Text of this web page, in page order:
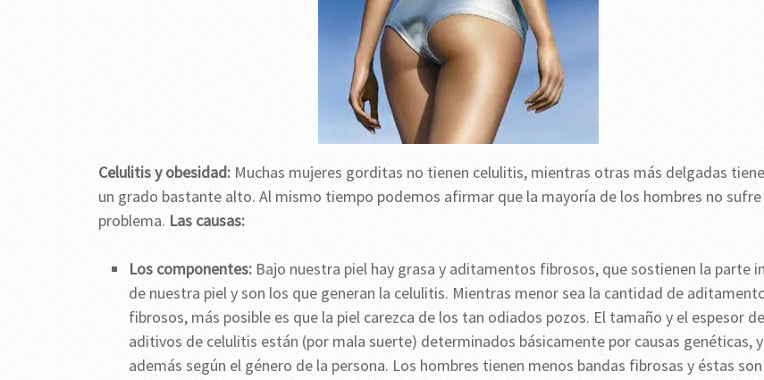
Celulitis y obesidad: Muchas mujeres gorditas no tienen celulitis, mientras otras más delgadas
un grado bastante alto. Al mismo tiempo podemos afirmar que la mayoría de los hombres no
problema. Las causas:
Los componentes: Bajo nuestra piel hay grasa y aditamentos fibrosos, que sostienen la parte
de nuestra piel y son los que generan la celulitis. Mientras menor sea la cantidad de
fibrosos, más posible es que la piel carezca de los tan odiados pozos. El tamaño y el espesor
aditivos de celulitis están (por mala suerte) determinados básicamente por causas genéticas, y
además según el género de la persona. Los hombres tienen menos bandas fibrosas y éstas